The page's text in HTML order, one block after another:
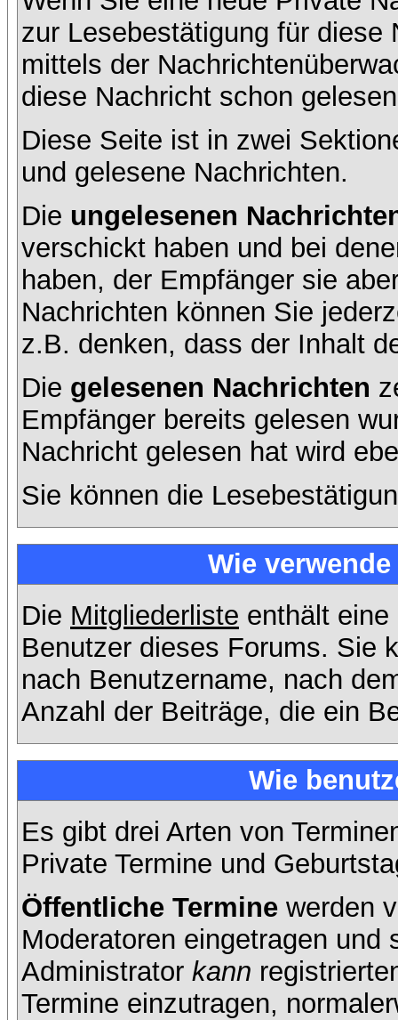
zur Lesebestätigung für diese
mittels der
diese Nachricht schon
Diese Seite ist in zwei
und gelesene Nachrichten.
Die ungelesenen
verschickt haben und bei
haben, der Empfänger sie
Nachrichten können Sie
z.B. denken, dass der Inhalt
Die gelesenen Nachrichten
Empfänger bereits gelesen
Nachricht gelesen hat wird
Sie können die
Wie
Die Mitgliederliste enthält
Benutzer dieses Forums. Sie
nach Benutzername, nach
Anzahl der Beiträge, die ein
Wie
Es gibt drei Arten von
Private Termine und
Öffentliche Termine werden
Moderatoren eingetragen und
Administrator kann
Termine einzutragen,